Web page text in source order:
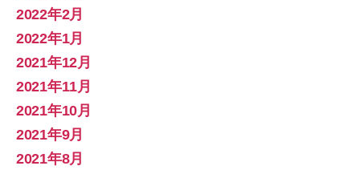
2022年2月
2022年1月
2021年12月
2021年11月
2021年10月
2021年9月
2021年8月